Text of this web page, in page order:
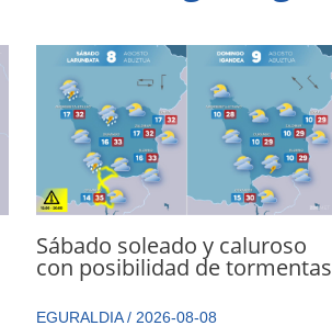
Sábado soleado y caluroso
con posibilidad de tormentas
EGURALDIA/ 2026-08-08